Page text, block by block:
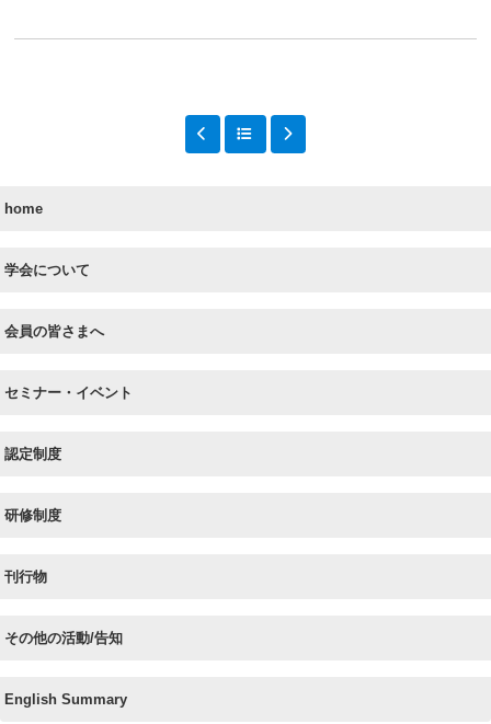
home
学会について
会員の皆さまへ
セミナー・イベント
認定制度
研修制度
刊行物
その他の活動/告知
English Summary